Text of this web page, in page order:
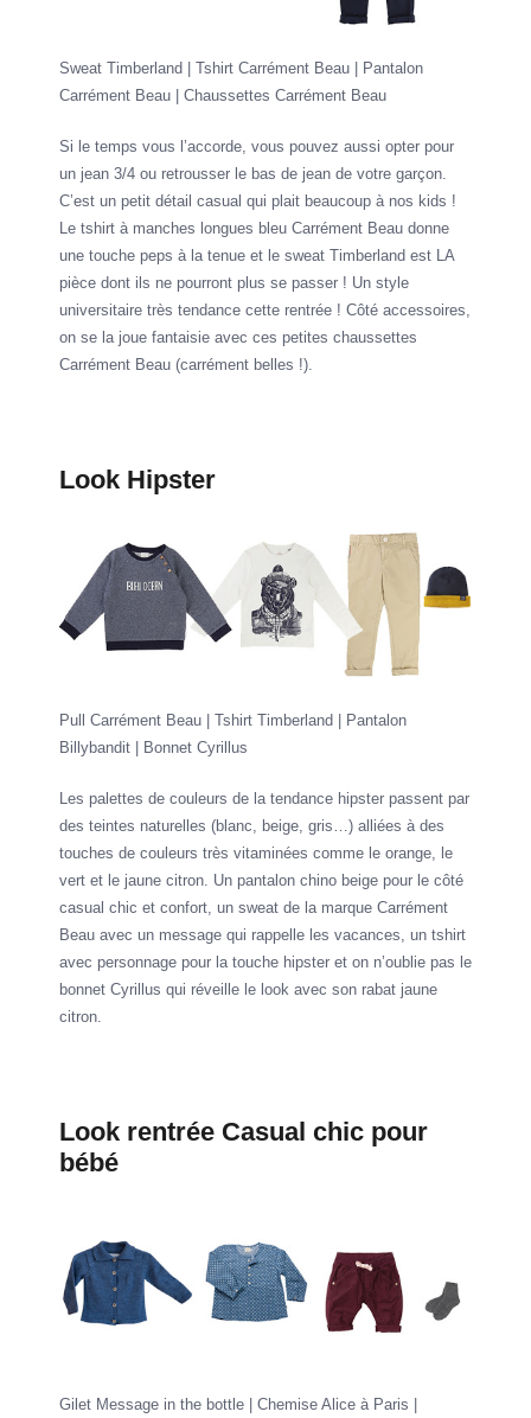
Sweat Timberland | Tshirt Carrément Beau | Pantalon
Carrément Beau | Chaussettes Carrément Beau
Si le temps vous l’accorde, vous pouvez aussi opter pour
un jean 3/4 ou retrousser le bas de jean de votre garçon.
C’est un petit détail casual qui plait beaucoup à nos kids !
Le tshirt à manches longues bleu Carrément Beau donne
une touche peps à la tenue et le sweat Timberland est LA
pièce dont ils ne pourront plus se passer ! Un style
universitaire très tendance cette rentrée ! Côté accessoires,
on se la joue fantaisie avec ces petites chaussettes
Carrément Beau (carrément belles !).
Look Hipster
Pull Carrément Beau | Tshirt Timberland | Pantalon
Billybandit | Bonnet Cyrillus
Les palettes de couleurs de la tendance hipster passent par
des teintes naturelles (blanc, beige, gris…) alliées à des
touches de couleurs très vitaminées comme le orange, le
vert et le jaune citron. Un pantalon chino beige pour le côté
casual chic et confort, un sweat de la marque Carrément
Beau avec un message qui rappelle les vacances, un tshirt
avec personnage pour la touche hipster et on n’oublie pas le
bonnet Cyrillus qui réveille le look avec son rabat jaune
citron.
Look rentrée Casual chic pour
bébé
Gilet Message in the bottle | Chemise Alice à Paris |